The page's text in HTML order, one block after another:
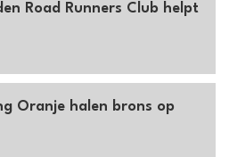
Road Runners Club helpt
Oranje halen brons op